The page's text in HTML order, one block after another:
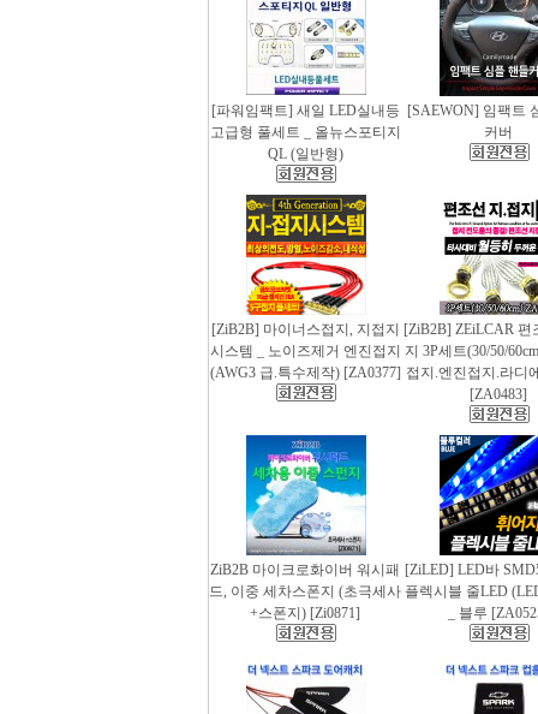
[파워임팩트] 새일 LED실내등
고급형 풀세트 _ 올뉴스포티지
QL (일반형)
[SAEWON] 임팩트
커버
[ZiB2B] 마이너스접지, 지접지
시스템 _ 노이즈제거 엔진접지
(AWG3 급.특수제작) [ZA0377]
[ZiB2B] ZEiLCAR 편
지 3P세트(30/50/
접지.엔진접지.라디
[ZA0483]
ZiB2B 마이크로화이버 워시패
드, 이중 세차스폰지 (초극세사
+스폰지) [Zi0871]
[ZiLED] LED바
플렉시블 줄LED
_ 블루